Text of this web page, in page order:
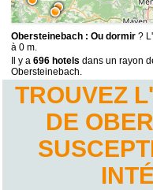
Obersteinebach : Ou dormir ?
à 0 m.
Il y a696 hotels dans un rayon
Obersteinebach.
TROUVEZ
DE